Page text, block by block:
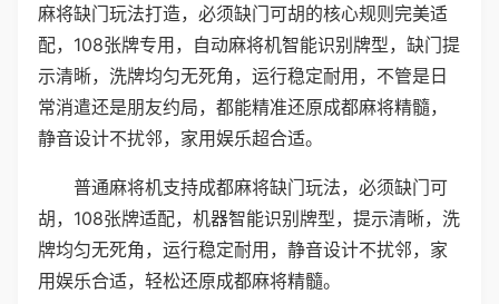
麻将缺门玩法打造，必须缺门可胡的核心规则完美适
配，108张牌专用，自动麻将机智能识别牌型，缺门提
示清晰，洗牌均匀无死角，运行稳定耐用，不管是日
常消遣还是朋友约局，都能精准还原成都麻将精髓，
静音设计不扰邻，家用娱乐超合适。
普通麻将机支持成都麻将缺门玩法，必须缺门可
胡，108张牌适配，机器智能识别牌型，提示清晰，洗
牌均匀无死角，运行稳定耐用，静音设计不扰邻，家
用娱乐合适，轻松还原成都麻将精髓。